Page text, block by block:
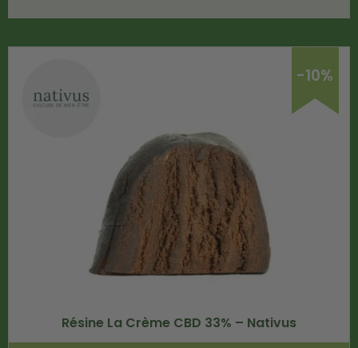
-10%
Résine La Crème CBD 33% – Nativus